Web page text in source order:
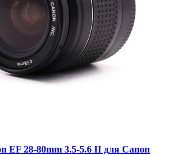
EF 28-80mm 3.5-5.6 II для Canon